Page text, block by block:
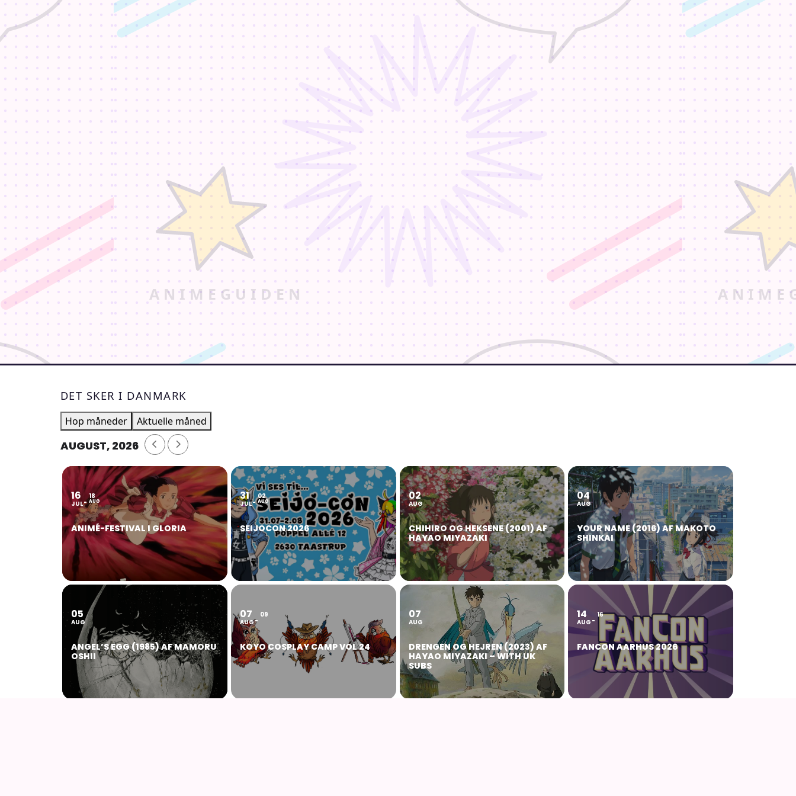
DET SKER I DANMARK
Hop måneder Aktuelle måned
AUGUST, 2026
16
JUL
18
AUG
ANIMÉ-FESTIVAL I GLORIA
31
JUL
02
AUG
SEIJOCON 2026
02
AUG
CHIHIRO OG HEKSENE (2001) AF
HAYAO MIYAZAKI
04
AUG
YOUR NAME (2016) AF MAKOTO
SHINKAI
05
AUG
ANGEL’S EGG (1985) AF MAMORU
OSHII
07
AUG
09
KOYO COSPLAY CAMP VOL 24
07
AUG
DRENGEN OG HEJREN (2023) AF
HAYAO MIYAZAKI – WITH UK
SUBS
14
AUG
16
FANCON AARHUS 2026